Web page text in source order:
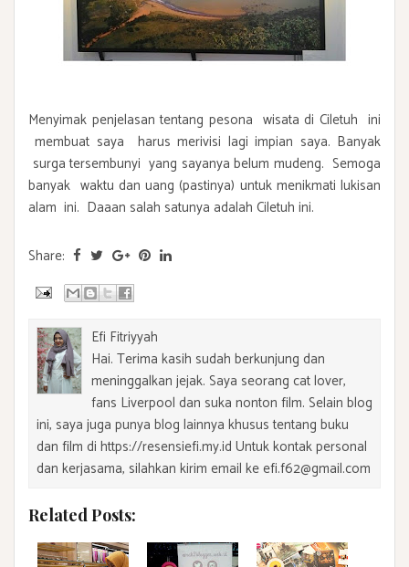
Menyimak penjelasan tentang pesona wisata di Ciletuh ini
membuat saya harus merivisi lagi impian saya. Banyak
surga tersembunyi yang sayanya belum mudeng. Semoga
banyak waktu dan uang (pastinya) untuk menikmati lukisan
alam ini. Daaan salah satunya adalah Ciletuh ini.
Share:
Efi Fitriyyah
Hai. Terima kasih sudah berkunjung dan
meninggalkan jejak. Saya seorang cat lover,
fans Liverpool dan suka nonton film. Selain blog
ini, saya juga punya blog lainnya khusus tentang buku
dan film di https://resensiefi.my.id Untuk kontak personal
dan kerjasama, silahkan kirim email ke efi.f62@gmail.com
Related Posts: